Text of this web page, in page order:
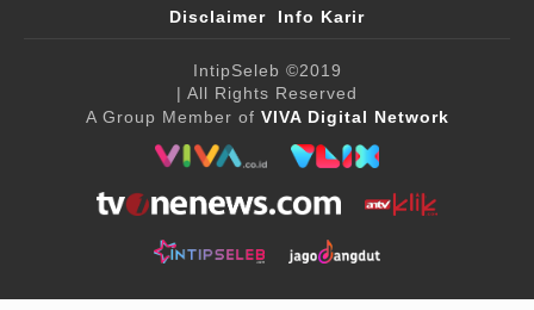
Disclaimer
Info Karir
IntipSeleb ©2019
| All Rights Reserved
A Group Member of VIVA Digital Network